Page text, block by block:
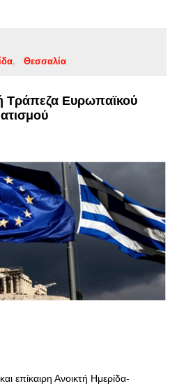
Θεσσαλία
Τράπεζα Ευρωπαϊκού
επίκαιρη Ανοικτή Ημερίδα-